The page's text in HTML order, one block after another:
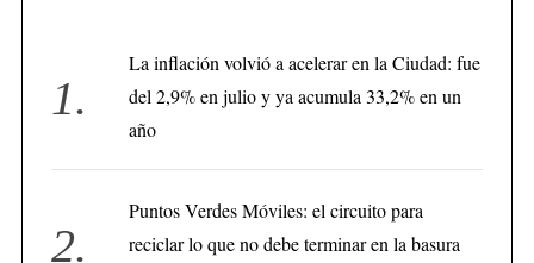
La inflación volvió a acelerar en la Ciudad: fue
del 2,9% en julio y ya acumula 33,2% en un
año
Puntos Verdes Móviles: el circuito para
reciclar lo que no debe terminar en la basura